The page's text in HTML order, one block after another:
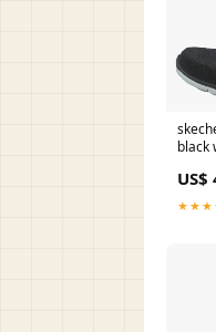
black
US$